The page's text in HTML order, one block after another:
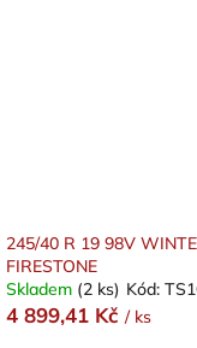
245/40 R 19 98V
FIRESTONE
Skladem (2 ks) Kód:
4 899,41 Kč / ks